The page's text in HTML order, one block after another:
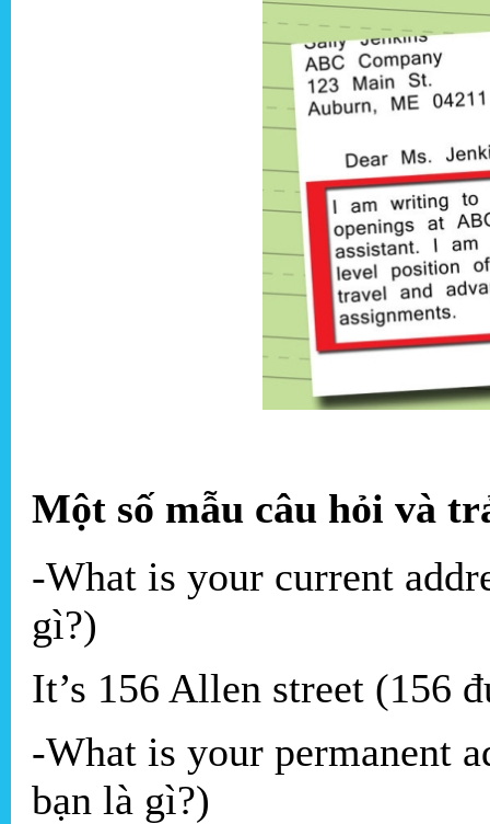
Một số mẫu câu hỏi và
-What is your current
gì?)
It’s 156 Allen street (156
-What is your permanent
bạn là gì?)